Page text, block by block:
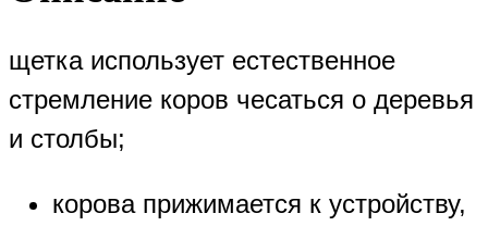
щетка использует естественное
стремление коров чесаться о деревья
и столбы;
корова прижимается к устройству,